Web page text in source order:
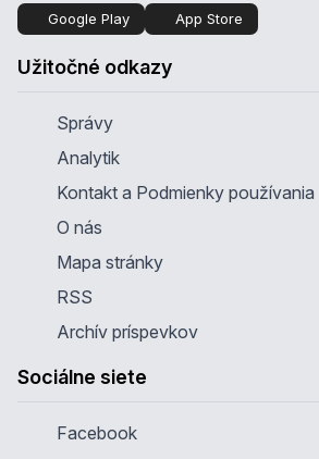
Google Play App Store
Užitočné odkazy
Správy
Analytik
Kontakt a Podmienky používania
O nás
Mapa stránky
RSS
Archív príspevkov
Sociálne siete
Facebook